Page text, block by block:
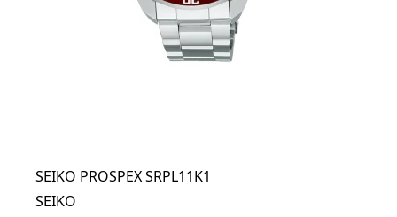
SEIKO PROSPEX SRPL11K1
SEIKO